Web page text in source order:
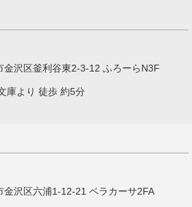
金沢区釜利谷東2-3-12 ふろーらN3F
庫より 徒歩 約5分
金沢区六浦1-12-21 ベラカーサ2FA